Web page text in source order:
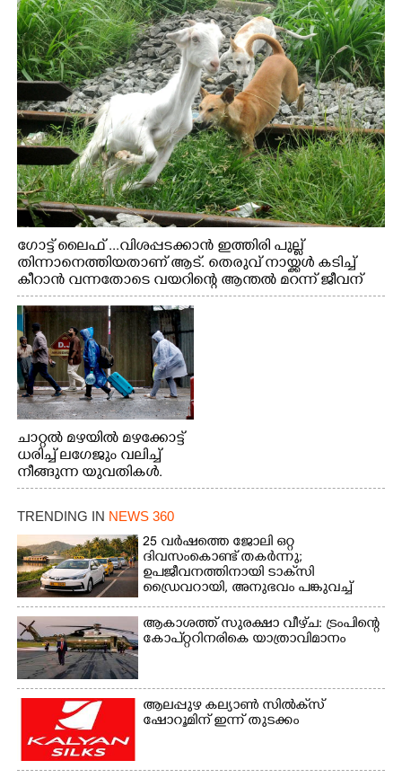
ഗോട്ട് ലൈഫ് ...വിശപ്പടക്കാൻ ഇത്തിരി പുല്ല്
തിന്നാനെത്തിയതാണ് ആട്. തെരുവ് നായ്ക്കൾ കടിച്ച്
കീറാൻ വന്നതോടെ വയറിന്റെ ആന്തൽ മറന്ന് ജീവന്
വേണ്ടിയായി ഓട്ടം. എറണാകുളം വാത്തുരുത്തിയിൽ
നിന്നുള്ള കാഴ്ച
ചാറ്റൽ മഴയിൽ മഴക്കോട്ട്
ധരിച്ച് ലഗേജും വലിച്ച്
നീങ്ങുന്ന യുവതികൾ.
എറണാകുളം മേനകയിൽ
നിന്നുള്ള കാഴ്ച
TRENDING IN NEWS 360
25 വർഷത്തെ ജോലി ഒറ്റ
ദിവസംകൊണ്ട് തകർന്നു;
ഉപജീവനത്തിനായി ടാക്‌സി
ഡ്രൈവറായി,​ അനുഭവം പങ്കുവച്ച്
യുവതി
ആകാശത്ത് സുരക്ഷാ വീഴ്‌ച: ട്രംപിന്റെ
കോ‌പ്‌റ്ററിനരികെ യാത്രാവിമാനം
ആലപ്പുഴ കല്യാൺ സിൽക്‌സ്
ഷോറൂമിന് ഇന്ന് തുടക്കം